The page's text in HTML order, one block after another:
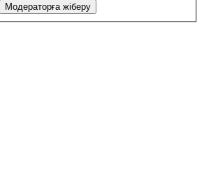
Модераторға жіберу